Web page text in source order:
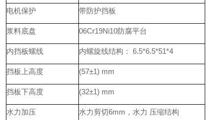
电机保护 带防护挡板
浆料底盘 06Cr19Ni10防腐平台
内挡板螺线 内螺旋线结构： 6.5*6.5*51*4
挡板上高度 (57±1) mm
挡板下高度 (32±1) mm
水力加压 水力剪切6mm，水力 压缩结构